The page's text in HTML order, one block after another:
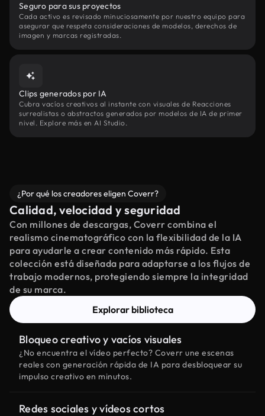
Seguro para sus proyectos
Cada activo es revisado minuciosamente por nuestro equipo para
asegurar que respeta consideraciones de modelos, derechos de
imagen y marcas registradas.
Clips generados por IA
Cubra vacíos creativos al instante con visuales de Reacciones
surrealistas o abstractos generados por modelos de IA de primer
nivel. Explore más en AI Studio.
¿Por qué los creadores eligen Coverr?
Calidad, velocidad y seguridad
Con millones de descargas, Coverr combina el
realismo cinematográfico con la flexibilidad de la IA
para ayudarle a crear contenido más rápido. Esta
colección está diseñada para adaptarse a los flujos de
trabajo modernos, protegiendo siempre la integridad
de su marca.
Explorar biblioteca
Bloqueo creativo y vacíos visuales
¿No encuentra el vídeo perfecto? Coverr une escenas
reales con generación rápida de IA para desbloquear su
impulso creativo en minutos.
Redes sociales y vídeos cortos